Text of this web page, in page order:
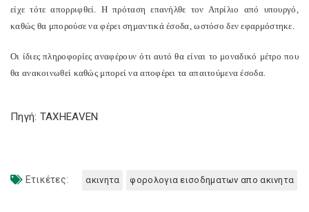
είχε τότε απορριφθεί. Η πρόταση επανήλθε τον Απρίλιο από υπουργό,
καθώς θα μπορούσε να φέρει σημαντικά έσοδα, ωστόσο δεν εφαρμόστηκε.
Οι ίδιες πληροφορίες αναφέρουν ότι αυτό θα είναι το μοναδικό μέτρο που
θα ανακοινωθεί καθώς μπορεί να αποφέρει τα απαιτούμενα έσοδα.
Πηγή: TAXHEAVEN
Ετικέτες: ακινητα φορολογια εισοδηματων απο ακινητα